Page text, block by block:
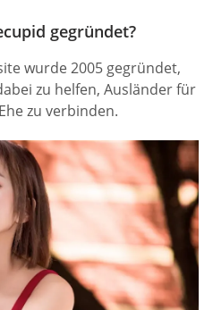
gegründet?
wurde 2005 gegründet,
zu helfen, Ausländer für
zu verbinden.